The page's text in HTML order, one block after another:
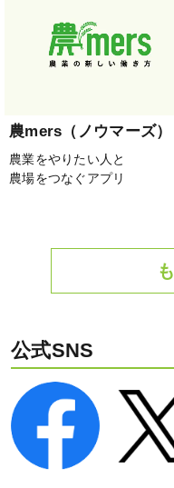
農mers（ノウマーズ）
農業をやりたい人と
農場をつなぐアプリ
公式SNS